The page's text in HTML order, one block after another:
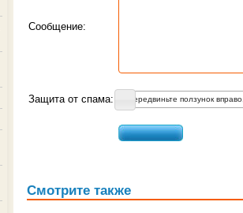
Сообщение:
Защита от спама: Передвиньте ползунок
Смотрите также